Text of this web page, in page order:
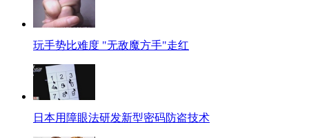
玩手势比难度 "无敌魔方手"走红
日本用障眼法研发新型密码防盗技术